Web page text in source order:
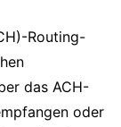
Routing-
das ACH-
oder